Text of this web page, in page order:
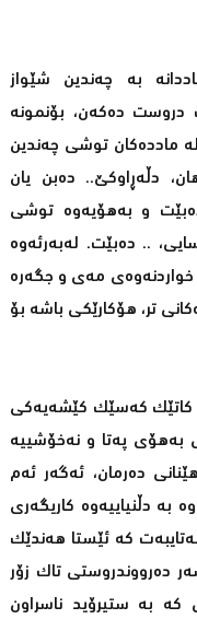
بە چەندین شێواز
دروست دەکەن، بۆنمونە
لە ماددەکان توشی چەندین
دڵەڕاوکێ.. دەبن یان
دەبێت و بەهۆیەوە توشی
.. دەبێت. لەبەرئەوە
مەی و جگەرە
تر، هۆکارێکی باشە بۆ
کاتێک کەسێک کێشەیەکی
بەهۆی پەتا و نەخۆشییە
دەرمان، ئەگەر ئەم
بە دڵنیاییەوە کاریگەری
کە ئێستا هەندێک
دەرووندروستی تاک زۆر
کە بە ستیرۆید ناسراون